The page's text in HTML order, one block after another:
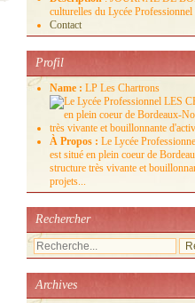
culturelles du Lycée
Contact
Profil
Name : LP Les Chartrons
À Propos : Le Lycée
est situé en plein coeur de
structure très vivante et
projets...
Rechercher
Archives